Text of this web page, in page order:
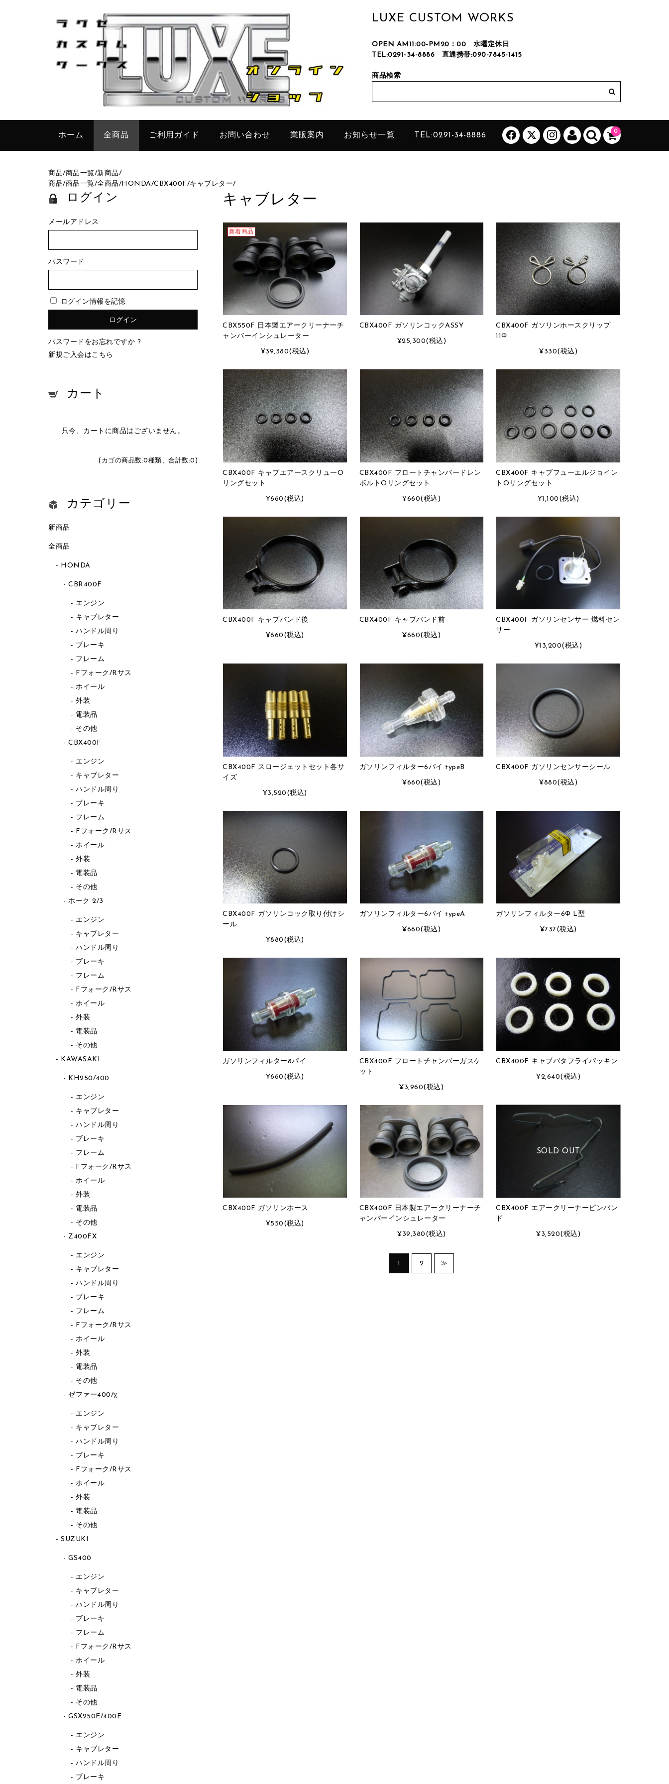
LUXE CUSTOM WORKS
OPEN AM11:00-PM20：00 水曜定休日
TEL:0291-34-8886
直通携帯:090-7845-1415
商品検索
0
只今、カートに商品はございません。
(カゴの商品数:0種類、合計数:0)
ホーム 全商品 ご利用ガイド お問い合わせ 業販案内 お知らせ一覧 TEL:0291-34-8886
商品/商品一覧/新商品/
商品/商品一覧/全商品/ HONDA/CBX400F/キャブレター/
キャブレター
新着商品
CBX550F 日本製エアークリーナーチ
ャンバーインシュレーター
¥39,380(税込)
CBX400F ガソリンコックASSY
¥25,300(税込)
CBX400F ガソリンホースクリップ
11Φ
¥330(税込)
CBX400F キャブエアースクリューO
リングセット
¥660 (税込)
CBX400F フロートチャンバードレン
ボルトOリングセット
¥660(税込)
CBX400F キャブフューエルジョイン
トOリングセット
¥1,100 (税込)
CBX400F キャブバンド後
¥660 (税込)
CBX400F キャブバンド前
¥660(税込)
CBX400F ガソリンセンサー 燃料セン
サー
¥13,200(税込)
CBX400F スロージェットセット各サ
イズ
¥3,520 (税込)
ガソリンフィルター6パイ typeB
¥660(税込)
CBX400F ガソリンセンサーシール
¥880(税込)
CBX400F ガソリンコック取り付けシ
ール
¥880 (税込)
ガソリンフィルター6パイ typeA
¥660(税込)
ガソリンフィルター6Φ L型
¥737 (税込)
ガソリンフィルター8パイ
¥660 (税込)
CBX400F フロートチャンバーガスケ
ット
¥3,960(税込)
CBX400F キャブバタフライパッキン
¥2,640(税込)
CBX400F ガソリンホース
¥550 (税込)
CBX400F 日本製エアークリーナーチ
ャンバーインシュレーター
¥39,380 (税込)
SOLD OUT
CBX400F エアークリーナーピンバン
ド
¥3,520(税込)
1 2 ≫
ログイン
メールアドレス
パスワード
ログイン情報を記憶
パスワードをお忘れですか ?
新規ご入会はこちら
カート
只今、カートに商品はございません。
(カゴの商品数:0種類、合計数:0)
カテゴリー
新商品
全商品
HONDA
CBR400F
エンジン
キャブレター
ハンドル周り
ブレーキ
フレーム
Fフォーク/Rサス
ホイール
外装
電装品
その他
CBX400F
エンジン
キャブレター
ハンドル周り
ブレーキ
フレーム
Fフォーク/Rサス
ホイール
外装
電装品
その他
ホーク 2/3
エンジン
キャブレター
ハンドル周り
ブレーキ
フレーム
Fフォーク/Rサス
ホイール
外装
電装品
その他
KAWASAKI
KH250/400
エンジン
キャブレター
ハンドル周り
ブレーキ
フレーム
Fフォーク/Rサス
ホイール
外装
電装品
その他
Z400FX
エンジン
キャブレター
ハンドル周り
ブレーキ
フレーム
Fフォーク/Rサス
ホイール
外装
電装品
その他
ゼファー400/χ
エンジン
キャブレター
ハンドル周り
ブレーキ
Fフォーク/Rサス
ホイール
外装
電装品
その他
SUZUKI
GS400
エンジン
キャブレター
ハンドル周り
ブレーキ
フレーム
Fフォーク/Rサス
ホイール
外装
電装品
その他
GSX250E/400E
エンジン
キャブレター
ハンドル周り
ブレーキ